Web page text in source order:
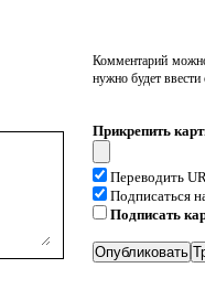
Комментарий
нужно будет
Прикрепить
Переводить
Подписаться
Подписать